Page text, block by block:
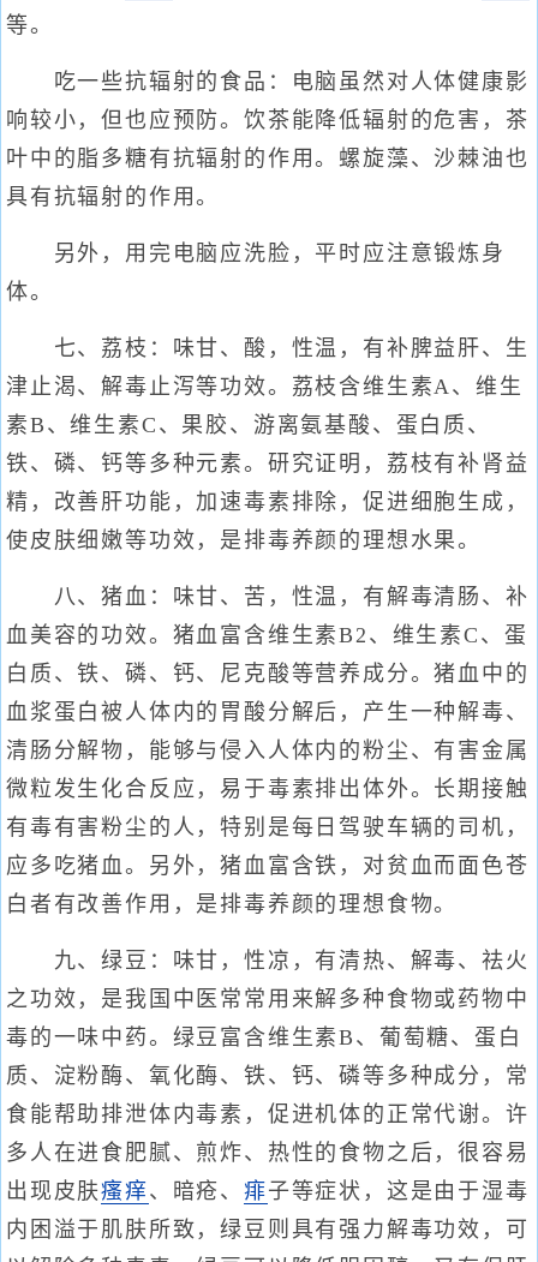
等。
吃一些抗辐射的食品：电脑虽然对人体健康影
响较小，但也应预防。饮茶能降低辐射的危害，茶
叶中的脂多糖有抗辐射的作用。螺旋藻、沙棘油也
具有抗辐射的作用。
另外，用完电脑应洗脸，平时应注意锻炼身
体。
七、荔枝：味甘、酸，性温，有补脾益肝、生
津止渴、解毒止泻等功效。荔枝含维生素A、维生
素B、维生素C、果胶、游离氨基酸、蛋白质、
铁、磷、钙等多种元素。研究证明，荔枝有补肾益
精，改善肝功能，加速毒素排除，促进细胞生成，
使皮肤细嫩等功效，是排毒养颜的理想水果。
八、猪血：味甘、苦，性温，有解毒清肠、补
血美容的功效。猪血富含维生素B2、维生素C、蛋
白质、铁、磷、钙、尼克酸等营养成分。猪血中的
血浆蛋白被人体内的胃酸分解后，产生一种解毒、
清肠分解物，能够与侵入人体内的粉尘、有害金属
微粒发生化合反应，易于毒素排出体外。长期接触
有毒有害粉尘的人，特别是每日驾驶车辆的司机，
应多吃猪血。另外，猪血富含铁，对贫血而面色苍
白者有改善作用，是排毒养颜的理想食物。
九、绿豆：味甘，性凉，有清热、解毒、祛火
之功效，是我国中医常常用来解多种食物或药物中
毒的一味中药。绿豆富含维生素B、葡萄糖、蛋白
质、淀粉酶、氧化酶、铁、钙、磷等多种成分，常
食能帮助排泄体内毒素，促进机体的正常代谢。许
多人在进食肥腻、煎炸、热性的食物之后，很容易
出现皮肤瘙痒 、暗疮、痱子等症状，这是由于湿毒
内困溢于肌肤所致，绿豆则具有强力解毒功效，可